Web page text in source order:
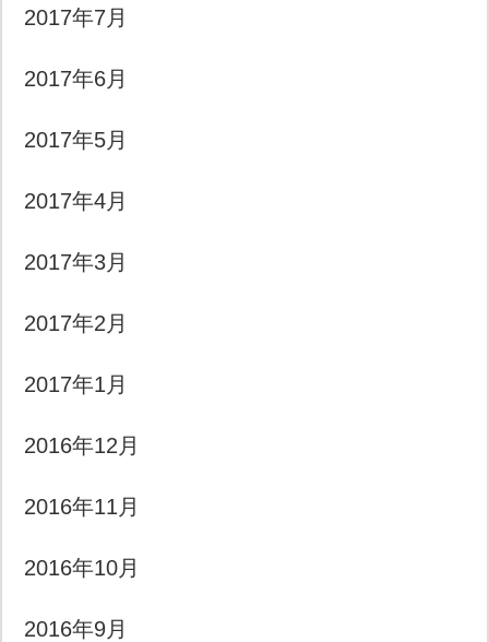
2017年7月
2017年6月
2017年5月
2017年4月
2017年3月
2017年2月
2017年1月
2016年12月
2016年11月
2016年10月
2016年9月